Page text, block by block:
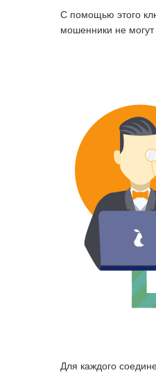
С помощью этого
мошенники не могут
Для каждого